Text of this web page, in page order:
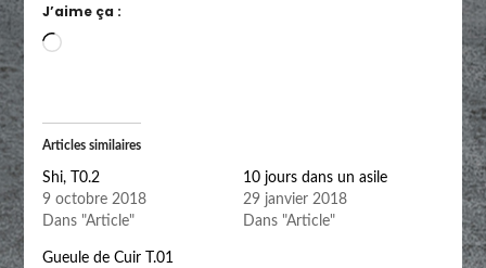
J’aime ça :
Chargement…
Articles similaires
Shi, T0.2
9 octobre 2018
Dans "Article"
10 jours dans un asile
29 janvier 2018
Dans "Article"
Gueule de Cuir T.01